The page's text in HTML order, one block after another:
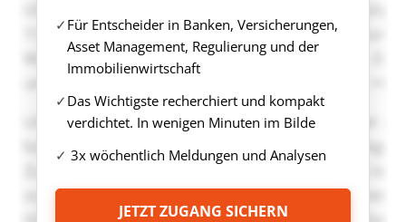
Für Entscheider in Banken, Versicherungen,
Asset Management, Regulierung und der
Immobilienwirtschaft
Das Wichtigste recherchiert und kompakt
verdichtet. In wenigen Minuten im Bilde
3x wöchentlich Meldungen und Analysen
JETZT ZUGANG SICHERN